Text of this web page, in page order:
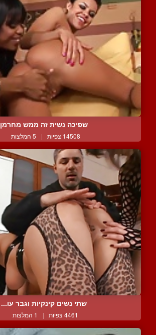
שפיכה נשית זה ממש מחרמן
14508 צפיות | 5 המלצות
שתי נשים קינקיות וגבר עו...
4461 צפיות | 1 המלצות